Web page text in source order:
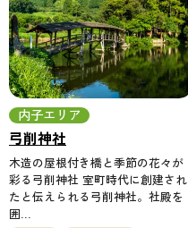
内子エリア
弓削神社
木造の屋根付き橋と季節の花々が
彩る弓削神社 室町時代に創建され
たと伝えられる弓削神社。社殿を
囲...